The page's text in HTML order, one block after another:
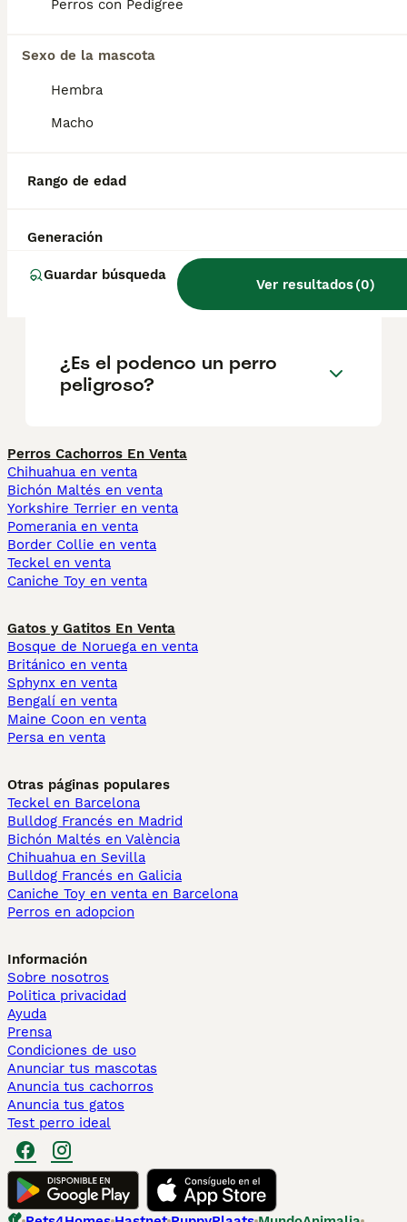
Perros con Pedigree
Sexo de la mascota
Hembra
Macho
Rango de edad
Generación
Guardar búsqueda
Ver resultados(0)
Informarse bien y comparar opciones antes
decisión.
Podenco ibicenco?
¿Son los podencos
ibicencos buenos perros de
¿Es el podenco un perro
peligroso?
Perros Cachorros En Venta
Chihuahua en venta
Bichón Maltés en venta
Yorkshire Terrier en venta
Pomerania en venta
Border Collie en venta
Teckel en venta
Caniche Toy en venta
Gatos y Gatitos En Venta
Bosque de Noruega en venta
Británico en venta
Sphynx en venta
Bengalí en venta
Maine Coon en venta
Persa en venta
Otras páginas populares
Teckel en Barcelona
Bulldog Francés en Madrid
Bichón Maltés en València
Chihuahua en Sevilla
Bulldog Francés en Galicia
Caniche Toy en venta en Barcelona
Perros en adopcion
Información
Sobre nosotros
Politica privacidad
Ayuda
Prensa
Condiciones de uso
Anunciar tus mascotas
Anuncia tus cachorros
Anuncia tus gatos
Test perro ideal